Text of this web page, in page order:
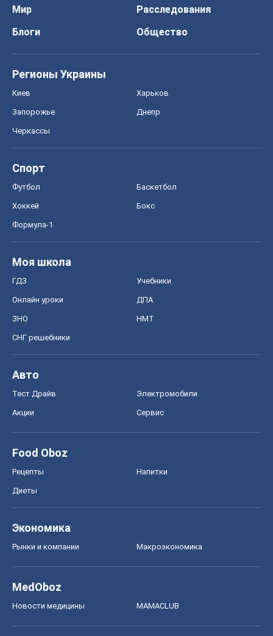
Мир
Расследования
Блоги
Общество
Регионы Украины
Киев Харьков
Запорожье Днепр
Черкассы
Спорт
Футбол Баскетбол
Хоккей Бокс
Формула-1
Моя школа
ГДЗ Учебники
Онлайн уроки ДПА
ЗНО НМТ
СНГ решебники
Авто
Тест Драйв Электромобили
Акции Сервис
Food Oboz
Рецепты Напитки
Диеты
Экономика
Рынки и компании Mакроэкономика
MedOboz
Новости медицины MAMACLUB